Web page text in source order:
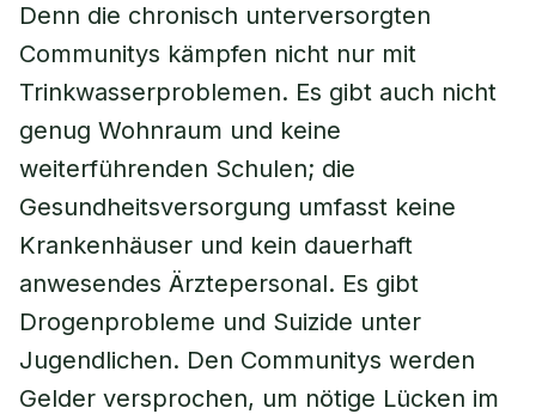
Denn die chronisch unterversorgten
Communitys kämpfen nicht nur mit
Trinkwasserproblemen. Es gibt auch nicht
genug Wohnraum und keine
weiterführenden Schulen; die
Gesundheitsversorgung umfasst keine
Krankenhäuser und kein dauerhaft
anwesendes Ärztepersonal. Es gibt
Drogenprobleme und Suizide unter
Jugendlichen. Den Communitys werden
Gelder versprochen, um nötige Lücken im